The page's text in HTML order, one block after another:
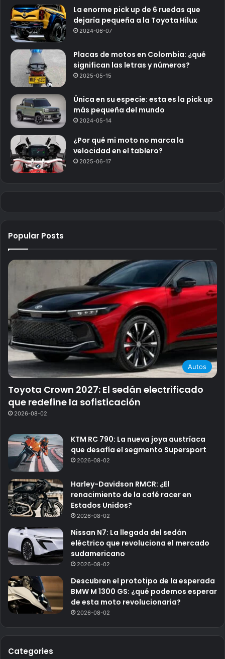
La enorme pick up de 6 ruedas que
dejaría pequeña a la Toyota Hilux
2024-06-07
Placas de motos en Colombia: ¿qué
significan las letras y números?
2025-05-15
Única en su especie: esta es la pick up
más pequeña del mundo
2024-05-14
¿Por qué mi moto no marca la
velocidad en el tablero?
2025-06-17
Popular Posts
Autos
Toyota Crown 2027: El sedán electrificado
que redefine la sofisticación
2026-08-02
KTM RC 790: La nueva joya austríaca
que desafía el segmento Supersport
2026-08-02
Harley-Davidson RMCR: ¿El
renacimiento de la café racer en
Estados Unidos?
2026-08-02
Nissan N7: La llegada del sedán
eléctrico que revoluciona el mercado
sudamericano
2026-08-02
Descubren el prototipo de la esperada
BMW M 1300 GS: ¿qué podemos esperar
de esta moto revolucionaria?
2026-08-02
Categories